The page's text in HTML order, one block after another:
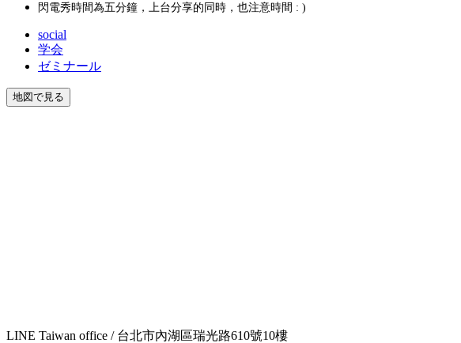
閃電秀時間為五分鐘，上台分享的同時，也注意時間 : )
social
学会
ゼミナール
地図で見る
LINE Taiwan office / 台北市內湖區瑞光路610號10樓